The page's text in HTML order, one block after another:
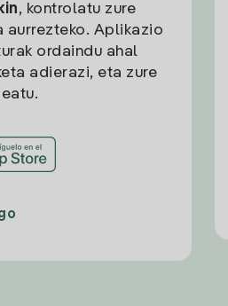
, kontrolatu zure
aurrezteko. Aplikazio
ordaindu ahal
adierazi, eta zure